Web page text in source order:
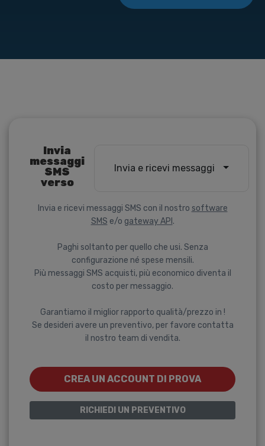
Invia
messaggi
SMS
verso
Invia e ricevi messaggi
Invia e ricevi messaggi SMS con il nostro software
SMS e/o gateway API .
Paghi soltanto per quello che usi. Senza
configurazione né spese mensili.
Più messaggi SMS acquisti, più economico diventa il
costo per messaggio.
Garantiamo il miglior rapporto qualità/prezzo in !
Se desideri avere un preventivo, per favore contatta
il nostro team di vendita.
CREA UN ACCOUNT DI PROVA
RICHIEDI UN PREVENTIVO